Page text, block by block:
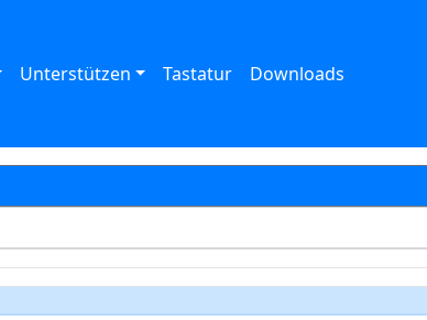
Unterstützen Tastatur Downloads